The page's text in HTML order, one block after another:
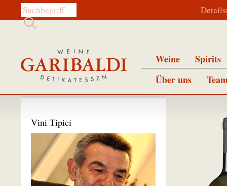
Diese Website durchsuchen:
Weine
Spirits
Über uns
Vini Tipici